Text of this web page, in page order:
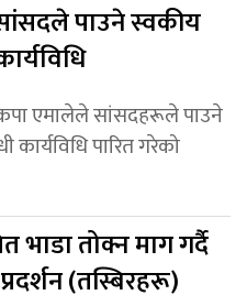
पाउने स्वकीय
एमालेले सांसदहरूले पाउने
कार्यविधि पारित गरेको
भाडा तोक्न माग गर्दै
(तस्बिरहरू)